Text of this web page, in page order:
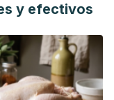
y efectivos